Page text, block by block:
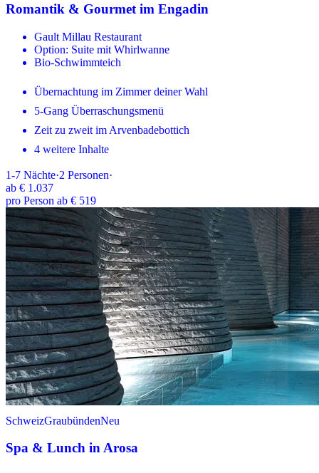
Romantik & Gourmet im Engadin
Gault Millau Restaurant
Option: Suite mit Whirlwanne
Bio-Schwimmteich
Übernachtung im Zimmer deiner Wahl
5-Gang Überraschungsmenü
Zeit zu zweit im Arvenbadebottich
4 weitere Inhalte
1-7 Nächte·2 Personen·
ab € 1.037
pro Person ab € 519
SchweizGraubündenNeu
Spa & Lunch in Arosa